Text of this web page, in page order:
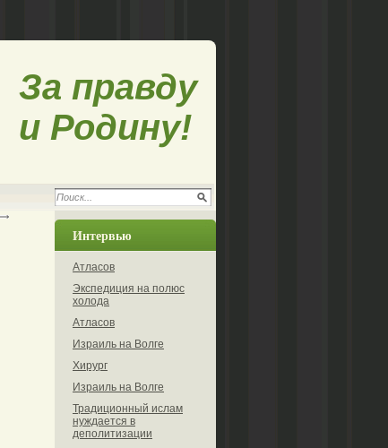
За правду
и Родину!
Интервью
Атласов
Экспедиция на полюс
холода
Атласов
Израиль на Волге
Хирург
Израиль на Волге
Традиционный ислам
нуждается в
деполитизации